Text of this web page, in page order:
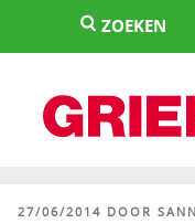
springen
ZOEKEN
GEPLAATST
27/06/2014 DOOR